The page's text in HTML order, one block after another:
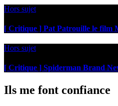
Hors sujet
[ Critique ] Pat Patrouille le film
Hors sujet
[ Critique ] Spiderman Brand
Ils me font confiance